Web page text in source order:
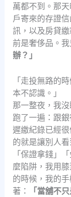
萬都不到。那
戶寄來的存證
訊，以及房貸
前是奢侈品。我
辦？」
「走投無路的
本不認識。」
那一整夜，我
跑了一遍：跟
遲繳紀錄已經
的就是讓別人
「保證拿錢」
麼陷阱，我用
的時候，我的
著：
「當舖不